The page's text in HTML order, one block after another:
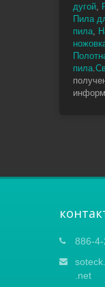
дугой,
Пила
пила,
пила.
886-
.net
15
APR